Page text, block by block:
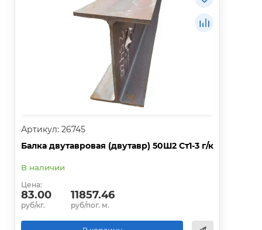
Артикул: 26745
Балка двутавровая (двутавр) 50Ш2 Ст1-3 г/к
В наличии
Цена:
83.00
руб/кг.
11857.46
руб/пог. м.